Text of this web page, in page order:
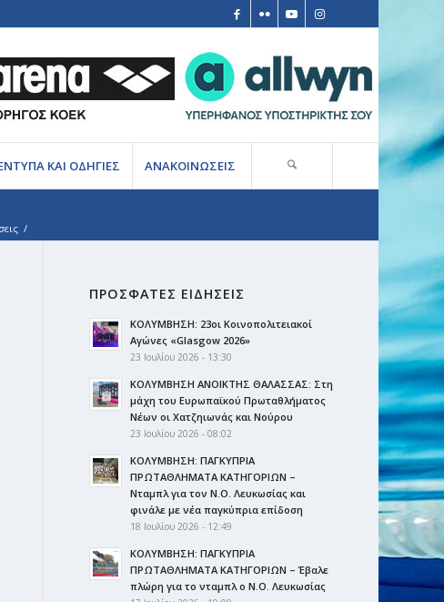
ΚΑΙ ΟΔΗΓΙΕΣ ΑΝΑΚΟΙΝΩΣΕΙΣ
/
ΠΡΟΣΦΑΤΕΣ ΕΙΔΗΣΕΙΣ
ΚΟΛΥΜΒΗΣΗ: 23οι Κοινοπολιτειακοί
Αγώνες «Glasgow 2026»
23 Ιουλίου 2026 - 13:30
ΚΟΛΥΜΒΗΣΗ ΑΝΟΙΚΤΗΣ ΘΑΛΑΣΣΑΣ: Στη
μάχη του Ευρωπαϊκού Πρωταθλήματος
Νέων οι Χατζηιωνάς και Νούρου
23 Ιουλίου 2026 - 08:02
ΚΟΛΥΜΒΗΣΗ: ΠΑΓΚΥΠΡΙΑ
ΠΡΩΤΑΘΛΗΜΑΤΑ ΚΑΤΗΓΟΡΙΩΝ –
Νταμπλ για τον Ν.Ο. Λευκωσίας και
φινάλε με νέα παγκύπρια επίδοση
18 Ιουλίου 2026 - 12:49
ΚΟΛΥΜΒΗΣΗ: ΠΑΓΚΥΠΡΙΑ
ΠΡΩΤΑΘΛΗΜΑΤΑ ΚΑΤΗΓΟΡΙΩΝ – Έβαλε
πλώρη για το νταμπλ ο Ν.Ο. Λευκωσίας